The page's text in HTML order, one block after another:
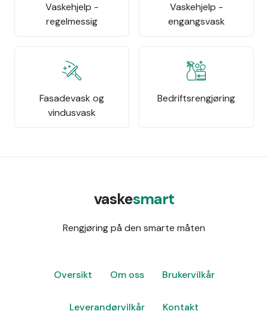
Vaskehjelp -
regelmessig
Vaskehjelp -
engangsvask
Fasadevask og
vindusvask
Bedriftsrengjøring
vaskesmart
Rengjøring på den smarte måten
Oversikt Om oss Brukervilkår
Leverandørvilkår Kontakt